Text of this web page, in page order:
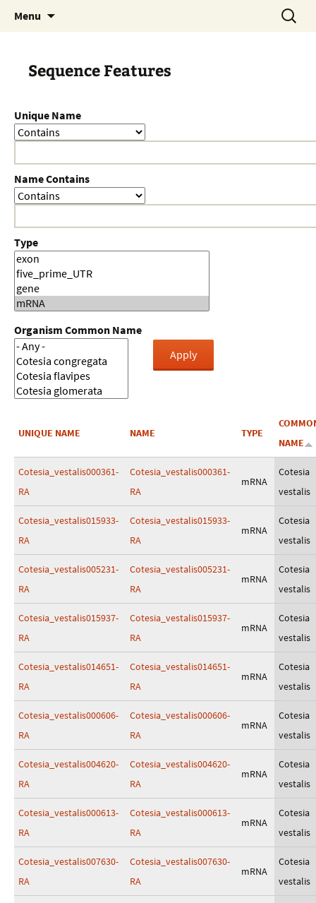
Menu
Search
for:
Sequence Features
Unique Name
Name Contains
Type
Organism Common Name
UNIQUE NAME NAME TYPE
NAME
Cotesia_vestalis000361-
RA
Cotesia_vestalis000361-
RA
mRNA
Cotesia
vestalis
Cotesia_vestalis015933-
RA
Cotesia_vestalis015933-
RA
mRNA
Cotesia
vestalis
Cotesia_vestalis005231-
RA
Cotesia_vestalis005231-
RA
mRNA
Cotesia
vestalis
Cotesia_vestalis015937-
RA
Cotesia_vestalis015937-
RA
mRNA
Cotesia
vestalis
Cotesia_vestalis014651-
RA
Cotesia_vestalis014651-
RA
mRNA
Cotesia
vestalis
Cotesia_vestalis000606-
RA
Cotesia_vestalis000606-
RA
mRNA
Cotesia
vestalis
Cotesia_vestalis004620-
RA
Cotesia_vestalis004620-
RA
mRNA
Cotesia
vestalis
Cotesia_vestalis000613-
RA
Cotesia_vestalis000613-
RA
mRNA
Cotesia
vestalis
Cotesia_vestalis007630-
RA
Cotesia_vestalis007630-
RA
mRNA
Cotesia
vestalis